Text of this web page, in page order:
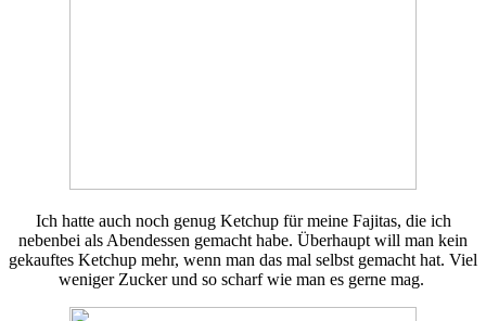
Ich hatte auch noch genug Ketchup für meine Fajitas, die ich
nebenbei als Abendessen gemacht habe. Überhaupt will man kein
gekauftes Ketchup mehr, wenn man das mal selbst gemacht hat. Viel
weniger Zucker und so scharf wie man es gerne mag.